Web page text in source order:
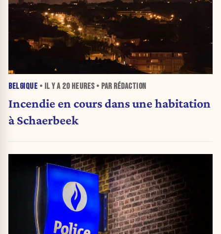
BELGIQUE • IL Y A 20 HEURES• PAR RÉDACTION
Incendie en cours dans une habitation
à Schaerbeek